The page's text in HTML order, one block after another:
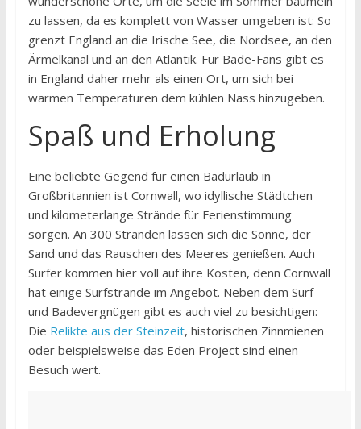
zu lassen, da es komplett von Wasser umgeben ist: So
grenzt England an die Irische See, die Nordsee, an den
Ärmelkanal und an den Atlantik. Für Bade-Fans gibt es
in England daher mehr als einen Ort, um sich bei
warmen Temperaturen dem kühlen Nass hinzugeben.
Spaß und Erholung
Eine beliebte Gegend für einen Badurlaub in
Großbritannien ist Cornwall, wo idyllische Städtchen
und kilometerlange Strände für Ferienstimmung
sorgen. An 300 Stränden lassen sich die Sonne, der
Sand und das Rauschen des Meeres genießen. Auch
Surfer kommen hier voll auf ihre Kosten, denn Cornwall
hat einige Surfstrände im Angebot. Neben dem Surf-
und Badevergnügen gibt es auch viel zu besichtigen:
Die Relikte aus der Steinzeit, historischen Zinnmienen
oder beispielsweise das Eden Project sind einen
Besuch wert.